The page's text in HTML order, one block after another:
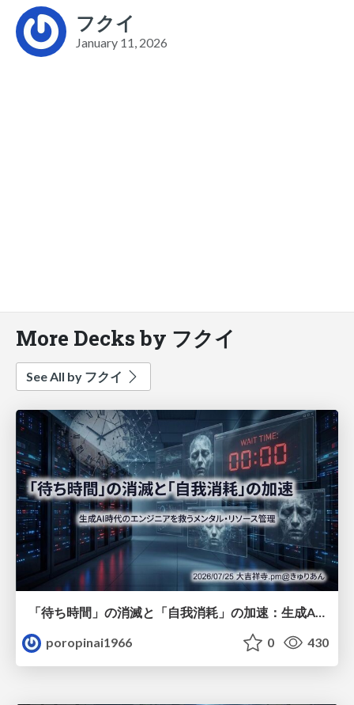
フクイ
January 11, 2026
More Decks by フクイ
See All by フクイ
「待ち時間」の消滅と「自我消耗」の加速：生成AI時代のエンジニアを救うメンタル・リソース管理
poropinai1966
0 430